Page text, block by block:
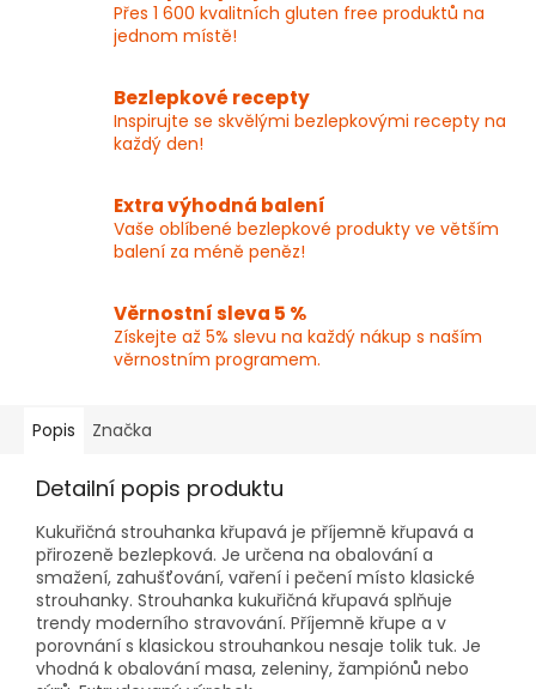
Přes 1 600 kvalitních gluten free produktů na
jednom místě!
Bezlepkové recepty
Inspirujte se skvělými bezlepkovými recepty na
každý den!
Extra výhodná balení
Vaše oblíbené bezlepkové produkty ve větším
balení za méně peněz!
Věrnostní sleva 5 %
Získejte až 5% slevu na každý nákup s naším
věrnostním programem.
Popis Značka
Detailní popis produktu
Kukuřičná strouhanka křupavá je příjemně křupavá a
přirozeně bezlepková. Je určena na obalování a
smažení, zahušťování, vaření i pečení místo klasické
strouhanky. Strouhanka kukuřičná křupavá splňuje
trendy moderního stravování. Příjemně křupe a v
porovnání s klasickou strouhankou nesaje tolik tuk. Je
vhodná k obalování masa, zeleniny, žampiónů nebo